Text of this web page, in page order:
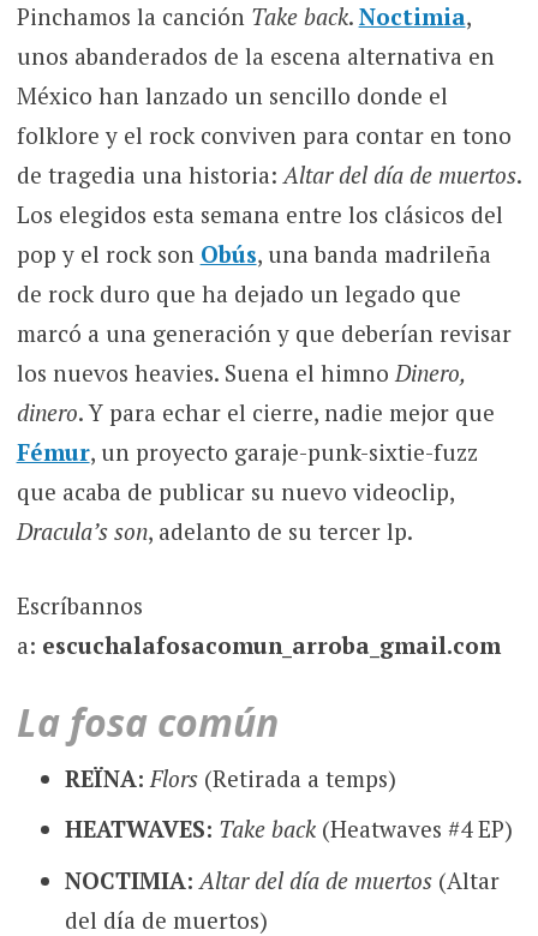
Pinchamos la canción Take back. Noctimia,
unos abanderados de la escena alternativa en
México han lanzado un sencillo donde el
folklore y el rock conviven para contar en tono
de tragedia una historia:Altar del día de muertos.
Los elegidos esta semana entre los clásicos del
pop y el rock son Obús, una banda madrileña
de rock duro que ha dejado un legado que
marcó a una generación y que deberían revisar
los nuevos heavies. Suena el himnoDinero,
dinero. Y para echar el cierre, nadie mejor que
Fémur, un proyecto garaje-punk-sixtie-fuzz
que acaba de publicar su nuevo videoclip,
Dracula’s son, adelanto de su tercer lp.
Escríbannos
a: escuchalafosacomun_arroba_gmail.com
La fosa común
REÏNA: Flors(Retirada a temps)
HEATWAVES: Take back(Heatwaves #4 EP)
NOCTIMIA: Altar del día de muertos(Altar
del día de muertos)